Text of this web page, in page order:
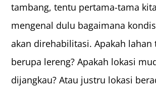
tambang, tentu pertama-tama
mengenal dulu bagaimana
akan direhabilitasi. Apakah lahan
berupa lereng? Apakah lokasi
dijangkau? Atau justru lokasi